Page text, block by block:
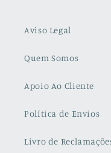
Aviso Legal
Quem Somos
Apoio Ao Cliente
Política de Envios
Livro de